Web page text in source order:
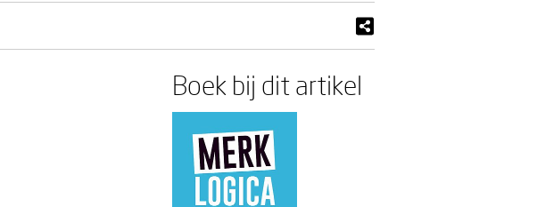
Boek bij dit artikel